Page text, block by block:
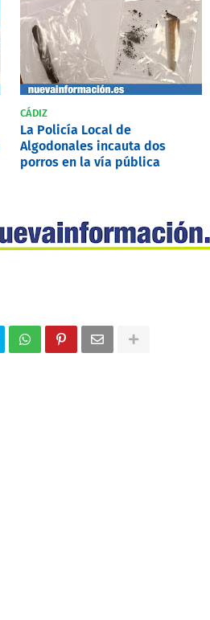
CÁDIZ
La Policía Local de
Algodonales incauta dos
porros en la vía pública